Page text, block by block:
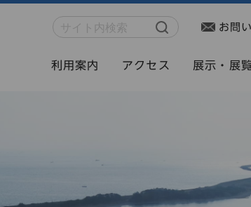
お問
利用案内 アクセス 展示・展